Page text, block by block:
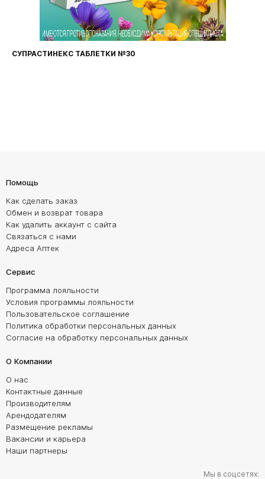
ФАРИНГОСЕПТ ТАБЛЕТКИ №20
Помощь
Как сделать заказ
Обмен и возврат товара
Как удалить аккаунт с сайта
Связаться с нами
Адреса Аптек
Сервис
Программа лояльности
Условия программы лояльности
Пользовательское соглашение
Политика обработки персональных данных
Согласие на обработку персональных данных
О Компании
О нас
Контактные данные
Производителям
Арендодателям
Размещение рекламы
Вакансии и карьера
Наши партнеры
Мы в соцсетях: